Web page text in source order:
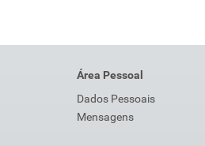
Área Pessoal
Dados Pessoais
Mensagens